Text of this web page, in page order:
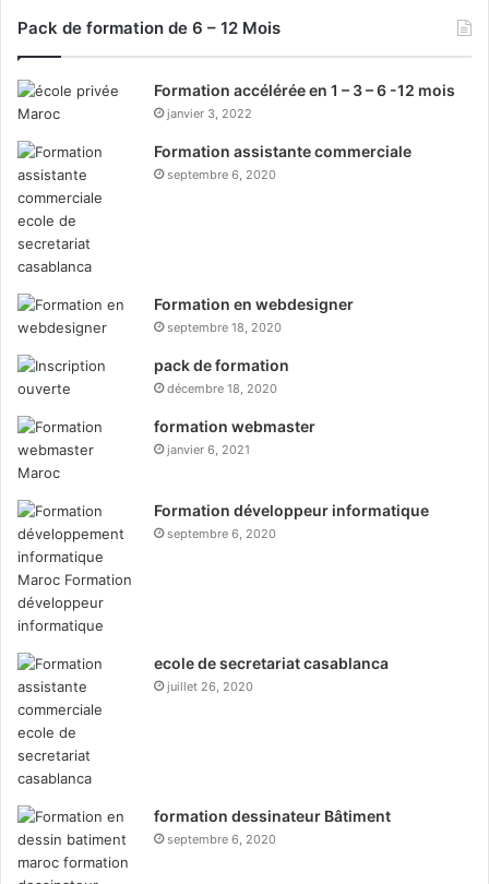
Pack de formation de 6 – 12 Mois
Formation accélérée en 1 – 3 – 6 -12 mois
janvier 3, 2022
Formation assistante commerciale
septembre 6, 2020
Formation en webdesigner
septembre 18, 2020
pack de formation
décembre 18, 2020
formation webmaster
janvier 6, 2021
Formation développeur informatique
septembre 6, 2020
ecole de secretariat casablanca
juillet 26, 2020
formation dessinateur Bâtiment
septembre 6, 2020